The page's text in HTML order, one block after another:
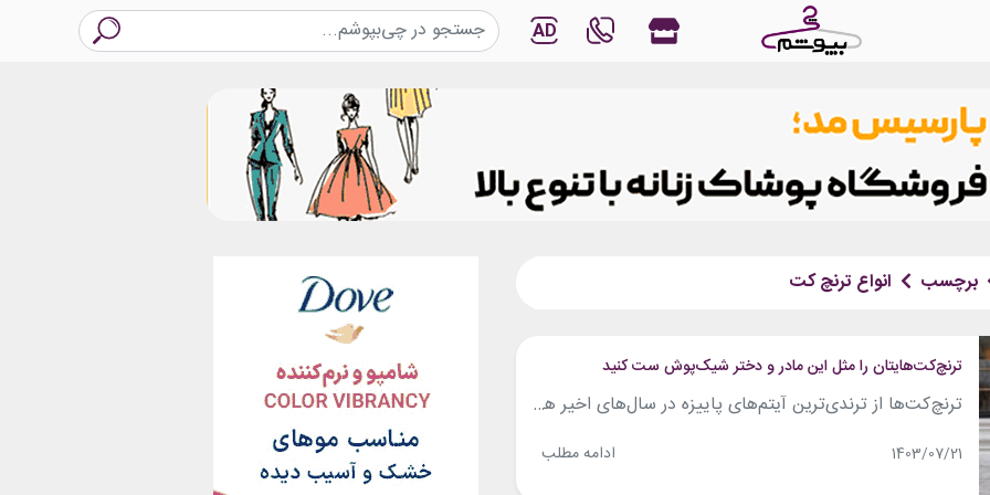
AD
برچسب انواع ترنچ کت
ترنچ‌کت‌هایتان را مثل این مادر و دختر شیک‌پوش ست کنید
ترنچ‌کت‌ها از ترندی‌ترین آیتم‌های پاییزه در سال‌های اخیر هستند که هر ساله با تغییرات اندکی در جزئیات و آیتم‌های همراه، در سبکی جدید از استایل‌ها به کار می‌روند. در ادامه نگاهی داشته‌ایم به یکی از ویدئوهای پر بازدید اینستاگرامی (yasmiinaastyle) که ست کردن انواع ترنچ‌کت‌ها را آموزش می‌دهد و اگر شما هم می‌خواهید از این...
1403/07/21 ادامه مطلب